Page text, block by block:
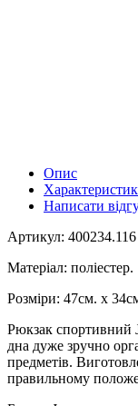
Опис
Написати
Артикул: 400234.116
Матеріал: поліестер.
Розміри: 47см. х
Рюкзак спортивний
дна дуже зручно
предметів.
правильному